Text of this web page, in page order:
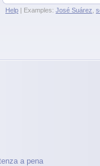
Help | Examples: José Suárez
a pena